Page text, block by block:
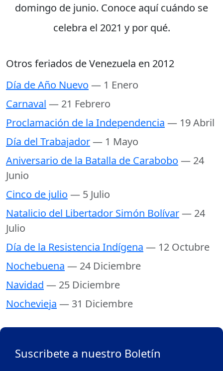
domingo de junio. Conoce aquí cuándo se
celebra el 2021 y por qué.
Otros feriados de Venezuela en 2012
Día de Año Nuevo — 1 Enero
Carnaval — 21 Febrero
Proclamación de la Independencia — 19 Abril
Día del Trabajador— 1 Mayo
Aniversario de la Batalla de Carabobo — 24
Junio
Cinco de julio — 5 Julio
Natalicio del Libertador Simón Bolívar— 24
Julio
Día de la Resistencia Indígena — 12 Octubre
Nochebuena — 24 Diciembre
Navidad — 25 Diciembre
Nochevieja — 31 Diciembre
Suscribete a nuestro Boletín